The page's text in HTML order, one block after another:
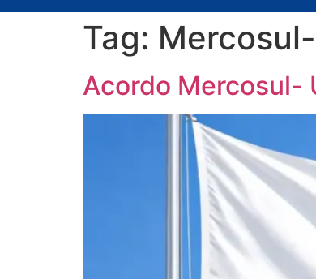
Tag:
Acordo Mercosul-